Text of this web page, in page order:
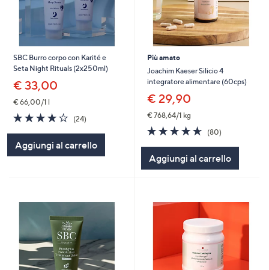
SBC Burro corpo con Karité e
Seta Night Rituals (2x250ml)
€ 33,00
€ 66,00/1 l
4.2
of
5
Stars
(24)
Aggiungi al carrello
Più amato
Joachim Kaeser Silicio 4
integratore alimentare (60cps)
€ 29,90
€ 768,64/1 kg
4.6
of
Stars
(80)80
Aggiungi al carrello